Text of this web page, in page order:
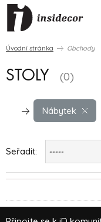
Úvodní stránka Obchody
STOLY (0)
Nábytek
Seřadit: -----